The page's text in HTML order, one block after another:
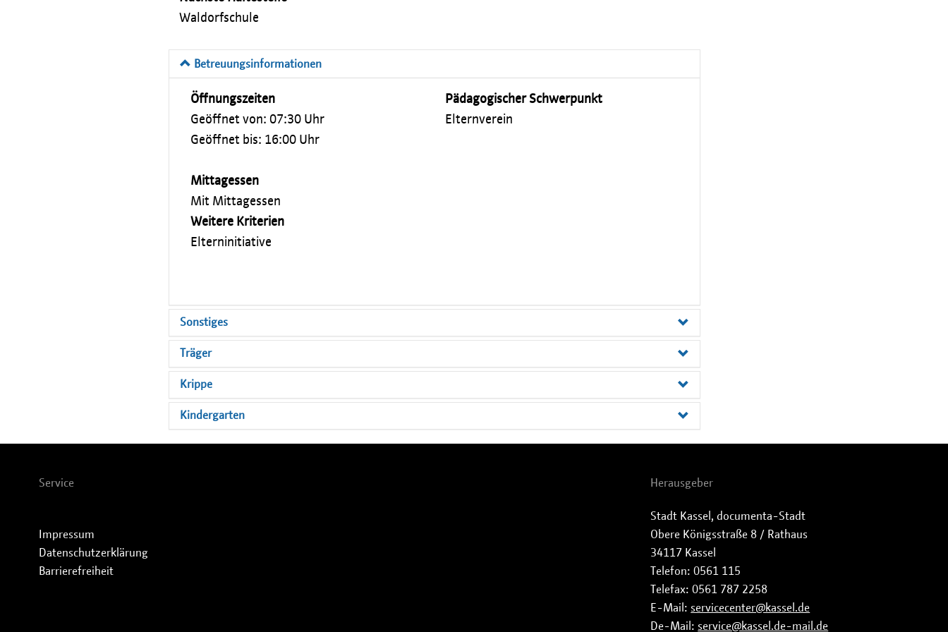
Waldorfschule
Betreuungsinformationen
Öffnungszeiten
Geöffnet von: 07:30 Uhr
Geöffnet bis: 16:00 Uhr
Mittagessen
Mit Mittagessen
Pädagogischer Schwerpunkt
Elternverein
Weitere Kriterien
Elterninitiative
Sonstiges
Träger
Krippe
Kindergarten
Service
Impressum
Datenschutzerklärung
Barrierefreiheit
Herausgeber
Stadt Kassel, documenta-Stadt
Obere Königsstraße 8 / Rathaus
34117 Kassel
Telefon: 0561 115
Telefax: 0561 787 2258
E-Mail: servicecenter@kassel.de
De-Mail: service@kassel.de-mail.de